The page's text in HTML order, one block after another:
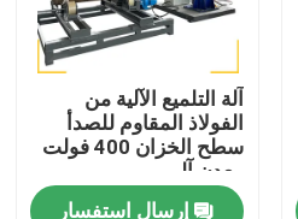
آلة التلميع الآلية من
الفولاذ المقاوم للصدأ
سطح الخزان 400 فولت
معدن آلي
إرسال استفسار